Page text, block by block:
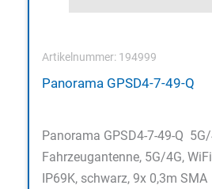
Artikelnummer: 194999
Panorama GPSD4-7-49-Q
Panorama GPSD4-7-49-Q
Fahrzeugantenne, 5G/4G,
IP69K, schwarz, 9x 0,3m SMA